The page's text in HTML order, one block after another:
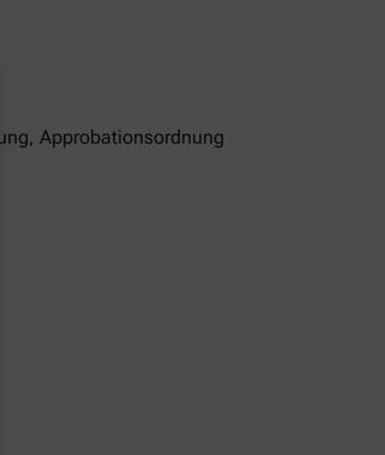
Approbationsordnung